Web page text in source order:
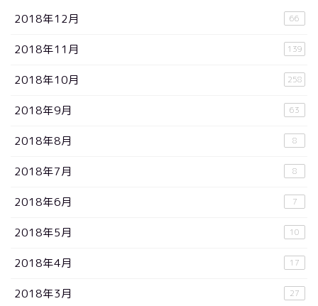
2018年12月 66
2018年11月 139
2018年10月 258
2018年9月 63
2018年8月 8
2018年7月 8
2018年6月 7
2018年5月 10
2018年4月 17
2018年3月 27